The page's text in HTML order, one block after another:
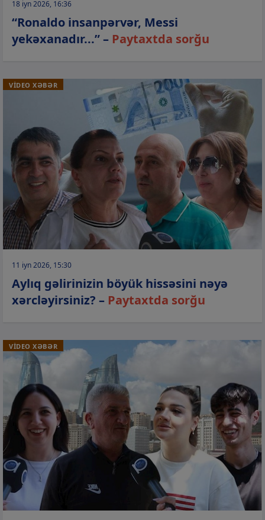
18 iyn 2026, 16:36
“Ronaldo insanpərvər, Messi
yekəxanadır...” – Paytaxtda sorğu
VİDEO XƏBƏR
11 iyn 2026, 15:30
Aylıq gəlirinizin böyük hissəsini nəyə
xərcləyirsiniz? – Paytaxtda sorğu
VİDEO XƏBƏR